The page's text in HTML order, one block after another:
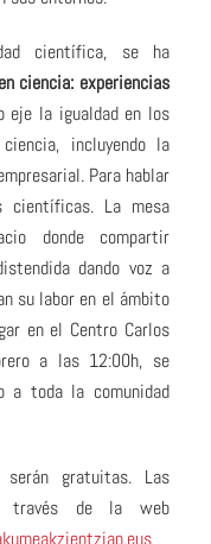
científica, se ha
ciencia: experiencias
eje la igualdad en los
incluyendo la
Para hablar
científicas. La mesa
donde compartir
dando voz a
su labor en el ámbito
en el Centro Carlos
a las 12:00h, se
a toda la comunidad
serán gratuitas. Las
través de la web